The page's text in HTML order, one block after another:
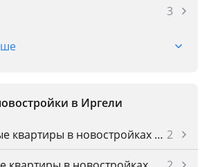
3
48
44
в Иргели
Однокомнатные квартиры в новостройках Иргелей 2